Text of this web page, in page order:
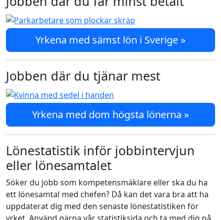
Yrkena med sämst lön i Sverige »
Jobben där du tjänar mest
Yrkena med dom högsta lönerna »
Lönestatistik inför jobbintervjun
eller lönesamtalet
Söker du jobb som kompetensmäklare eller ska du ha
ett lönesamtal med chefen? Då kan det vara bra att ha
uppdaterat dig med den senaste lönestatistiken för